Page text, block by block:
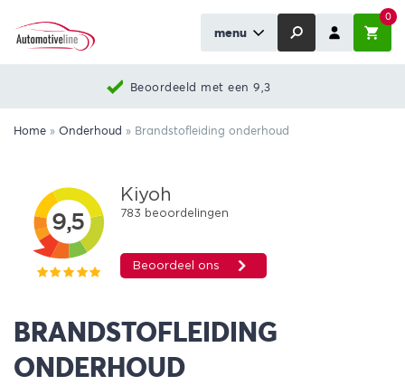
menu
0
Beoordeeld met een 9,3
Home » Onderhoud » Brandstofleiding onderhoud
BRANDSTOFLEIDING
ONDERHOUD